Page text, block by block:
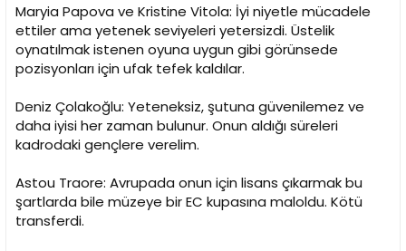
Maryia Papova ve Kristine Vitola: İyi niyetle mücadele
ettiler ama yetenek seviyeleri yetersizdi. Üstelik
oynatılmak istenen oyuna uygun gibi görünsede
pozisyonları için ufak tefek kaldılar.
Deniz Çolakoğlu: Yeteneksiz, şutuna güvenilemez ve
daha iyisi her zaman bulunur. Onun aldığı süreleri
kadrodaki gençlere verelim.
Astou Traore: Avrupada onun için lisans çıkarmak bu
şartlarda bile müzeye bir EC kupasına maloldu. Kötü
transferdi.